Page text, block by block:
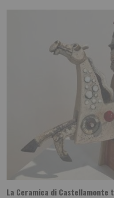
La Ceramica di